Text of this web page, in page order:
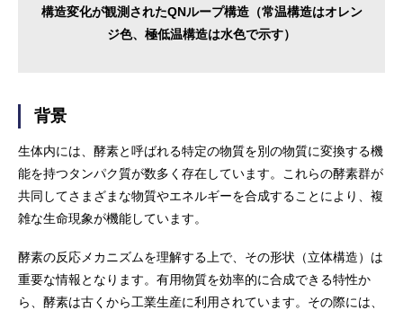
構造変化が観測されたQNループ構造（常温構造はオレン
ジ色、極低温構造は水色で示す）
背景
生体内には、酵素と呼ばれる特定の物質を別の物質に変換する機
能を持つタンパク質が数多く存在しています。これらの酵素群が
共同してさまざまな物質やエネルギーを合成することにより、複
雑な生命現象が機能しています。
酵素の反応メカニズムを理解する上で、その形状（立体構造）は
重要な情報となります。有用物質を効率的に合成できる特性か
ら、酵素は古くから工業生産に利用されています。その際には、